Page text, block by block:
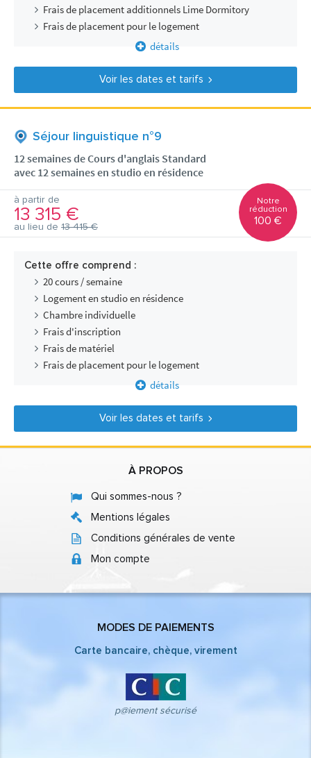
Frais de placement additionnels Lime Dormitory
Frais de placement pour le logement
détails
Voir les dates et tarifs
Séjour linguistique n°9
12 semaines de Cours d'anglais Standard
avec 12 semaines en studio en résidence
à partir de
13 315 €
au lieu de 13 415 €
Notre
réduction
100 €
Cette offre comprend :
20 cours / semaine
Logement en studio en résidence
Chambre individuelle
Frais d'inscription
Frais de matériel
Frais de placement pour le logement
détails
Voir les dates et tarifs
À PROPOS
Qui sommes-nous ?
Mentions légales
Conditions générales de vente
Mon compte
MODES DE PAIEMENTS
Carte bancaire, chèque, virement
p@iement sécurisé